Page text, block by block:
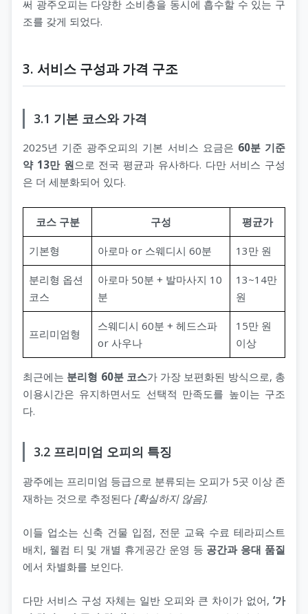
써 광주오피는 다양한 소비층을 동시에 흡수할 수 있는 구
조를 갖게 되었다.
3. 서비스 구성과 가격 구조
3.1 기본 코스와 가격
2025년 기준 광주오피의 기본 서비스 요금은 60분 기준
약 13만 원으로 전국 평균과 유사하다. 다만 서비스 구성
은 더 세분화되어 있다.
코스 구분 구성 평균가
기본형 아로마 or 스웨디시 60분 13만 원
분리형 옵션
코스
아로마 50분 + 발마사지 10
분
13~14만
원
프리미엄형
스웨디시 60분 + 헤드스파
or 사우나
15만 원
이상
최근에는 분리형 60분 코스가 가장 보편화된 방식으로, 총
이용시간은 유지하면서도 선택적 만족도를 높이는 구조
다.
3.2 프리미엄 오피의 특징
광주에는 프리미엄 등급으로 분류되는 오피가 5곳 이상 존
재하는 것으로 추정된다 [확실하지 않음].
이들 업소는 신축 건물 입점, 전문 교육 수료 테라피스트
배치, 웰컴 티 및 개별 휴게공간 운영 등 공간과 응대 품질
에서 차별화를 보인다.
다만 서비스 구성 자체는 일반 오피와 큰 차이가 없어, ‘가